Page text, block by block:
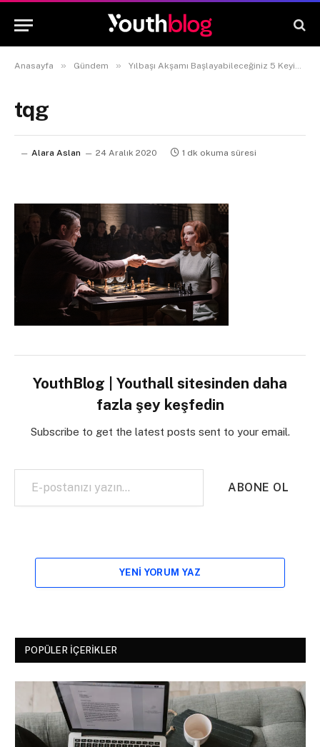
Anasayfa » Gündem » Yılbaşı Akşamı Başlayabileceğiniz 5 Keyifli Dizi
tqg
Alara Aslan 24 Aralık 2020 1 dk okuma süresi
YouthBlog | Youthall sitesinden daha
fazla şey keşfedin
Subscribe to get the latest posts sent to your email.
E-postanızı yazın…
ABONE OL
YENI YORUM YAZ
POPÜLER İÇERIKLER